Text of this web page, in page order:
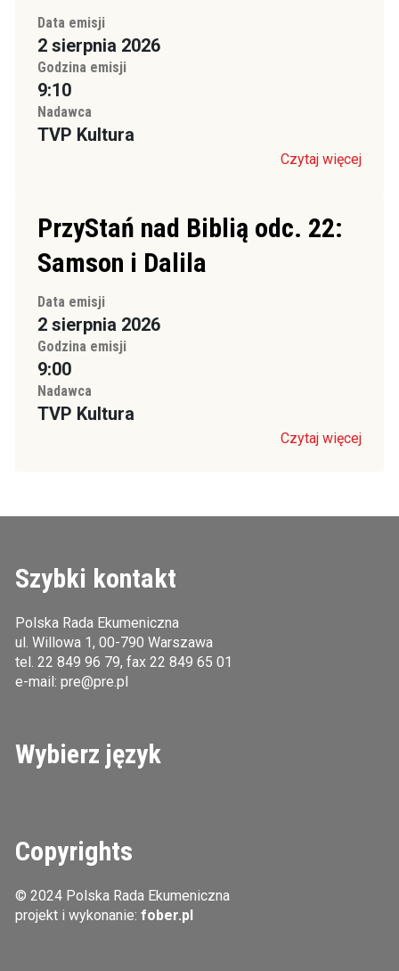
Data emisji
2 sierpnia 2026
Godzina emisji
9:10
Nadawca
TVP Kultura
Czytaj więcej
PrzyStań nad Biblią odc. 22:
Samson i Dalila
Data emisji
2 sierpnia 2026
Godzina emisji
9:00
Nadawca
TVP Kultura
Czytaj więcej
Szybki kontakt
Polska Rada Ekumeniczna
ul. Willowa 1, 00-790 Warszawa
tel. 22 849 96 79, fax 22 849 65 01
e-mail: pre@pre.pl
Wybierz język
Copyrights
© 2024 Polska Rada Ekumeniczna
projekt i wykonanie: fober.pl